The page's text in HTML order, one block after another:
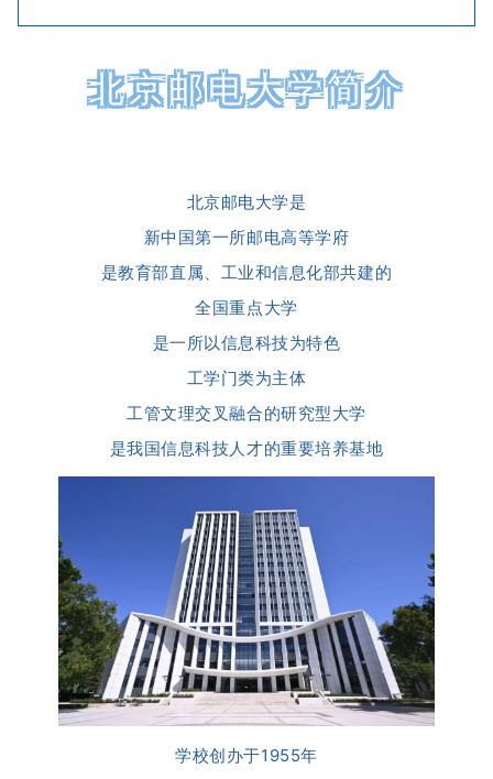
北京邮电大学简介
北京邮电大学是
新中国第一所邮电高等学府
是教育部直属、工业和信息化部共建的
全国重点大学
是一所以信息科技为特色
工学门类为主体
工管文理交叉融合的研究型大学
是我国信息科技人才的重要培养基地
学校创办于1955年